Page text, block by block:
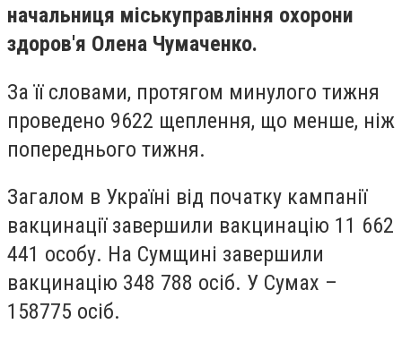
начальниця міськуправління охорони
здоров'я Олена Чумаченко.
За її словами, протягом минулого тижня
проведено 9622 щеплення, що менше, ніж
попереднього тижня.
Загалом в Україні від початку кампанії
вакцинації завершили вакцинацію 11 662
441 особу. На Сумщині завершили
вакцинацію 348 788 осіб. У Сумах –
158775 осіб.